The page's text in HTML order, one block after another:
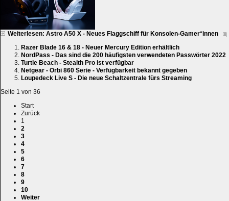
Weiterlesen: Astro A50 X - Neues Flaggschiff für Konsolen-Gamer*innen
Razer Blade 16 & 18 - Neuer Mercury Edition erhältlich
NordPass - Das sind die 200 häufigsten verwendeten Passwörter 2022
Turtle Beach - Stealth Pro ist verfügbar
Netgear - Orbi 860 Serie - Verfügbarkeit bekannt gegeben
Loupedeck Live S - Die neue Schaltzentrale fürs Streaming
Seite 1 von 36
Start
Zurück
1
2
3
4
5
6
7
8
9
10
Weiter